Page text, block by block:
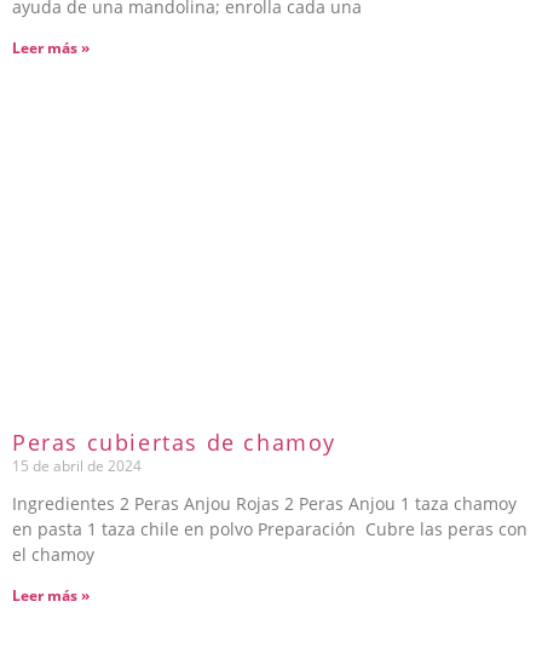
ayuda de una mandolina; enrolla cada una
Leer más »
Peras cubiertas de chamoy
15 de abril de 2024
Ingredientes 2 Peras Anjou Rojas 2 Peras Anjou 1 taza chamoy
en pasta 1 taza chile en polvo Preparación Cubre las peras con
el chamoy
Leer más »